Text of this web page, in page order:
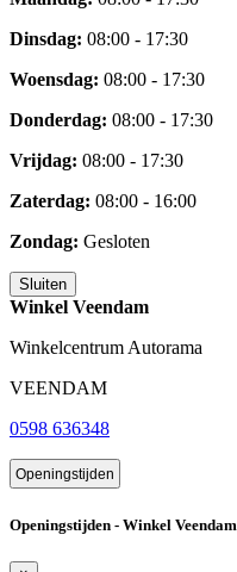
Dinsdag: 08:00 - 17:30
Woensdag: 08:00 - 17:30
Donderdag: 08:00 - 17:30
Vrijdag: 08:00 - 17:30
Zaterdag: 08:00 - 16:00
Zondag: Gesloten
Sluiten
Winkel Veendam
Winkelcentrum Autorama
VEENDAM
0598 636348
Openingstijden
Openingstijden - Winkel Veendam